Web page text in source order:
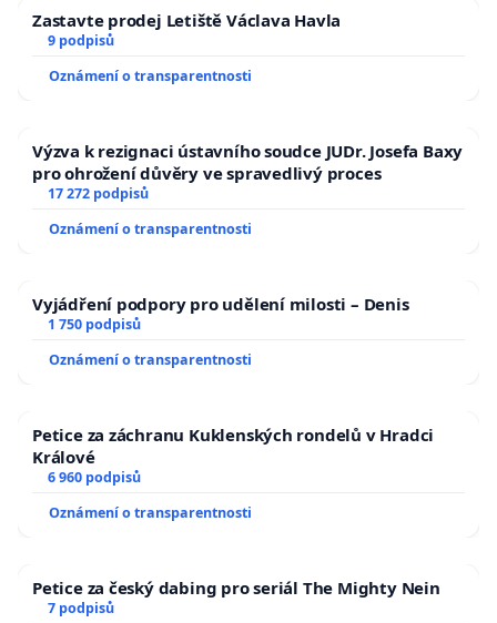
Zastavte prodej Letiště Václava Havla
9 podpisů
Oznámení o transparentnosti
Výzva k rezignaci ústavního soudce JUDr. Josefa Baxy
pro ohrožení důvěry ve spravedlivý proces
17 272 podpisů
Oznámení o transparentnosti
Vyjádření podpory pro udělení milosti – Denis
1 750 podpisů
Oznámení o transparentnosti
Petice za záchranu Kuklenských rondelů v Hradci
Králové
6 960 podpisů
Oznámení o transparentnosti
Petice za český dabing pro seriál The Mighty Nein
7 podpisů